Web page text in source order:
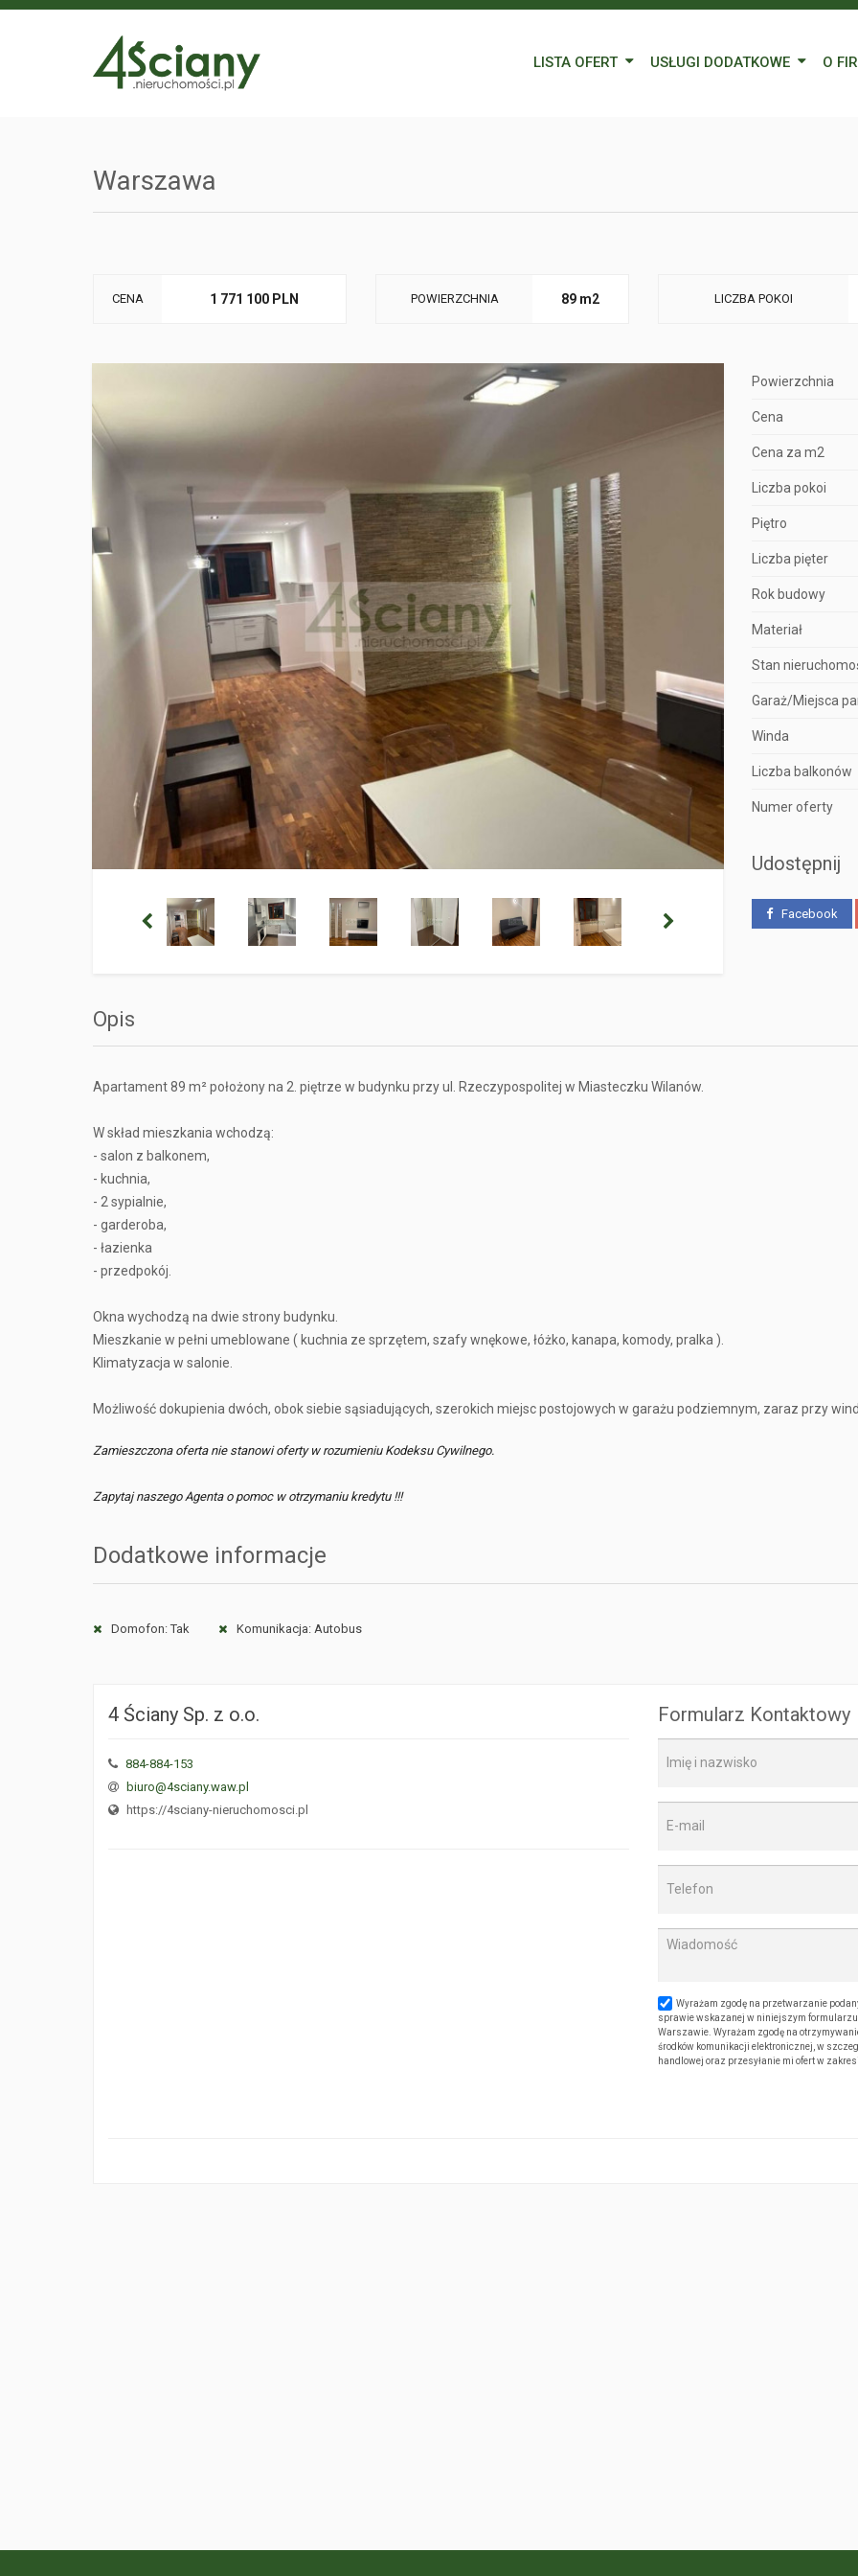
LISTA OFERT USŁUGI DODATKOWE O
Warszawa
CENA 1 771 100 PLN POWIERZCHNIA 89 m2 LICZBA POKOI
Powierzchnia
Cena
Cena za m2
Liczba pokoi
Piętro
Liczba pięter
Rok budowy
Materiał
Stan
Garaż/Miejsca
Winda
Liczba balkonów
Numer oferty
Udostępnij
Facebook
Opis
Apartament 89 m² położony na 2. piętrze w budynku przy ul. Rzeczypospolitej w Miasteczku Wilanów.
W skład mieszkania wchodzą:
- salon z balkonem,
- kuchnia,
- 2 sypialnie,
- garderoba,
- łazienka
- przedpokój.
Okna wychodzą na dwie strony budynku.
Mieszkanie w pełni umeblowane ( kuchnia ze sprzętem, szafy wnękowe, łóżko, kanapa, komody, pralka ).
Klimatyzacja w salonie.
Możliwość dokupienia dwóch, obok siebie sąsiadujących, szerokich miejsc postojowych w garażu podziemnym, zaraz przy
Zamieszczona oferta nie stanowi oferty w rozumieniu Kodeksu Cywilnego.
Zapytaj naszego Agenta o pomoc w otrzymaniu kredytu !!!
Dodatkowe informacje
Domofon: Tak Komunikacja: Autobus
4 Ściany Sp. z o.o.
884-884-153
biuro@4sciany.waw.pl
https://4sciany-nieruchomosci.pl
Formularz Kontaktowy
Wyrażam zgodę na przetwarzanie
sprawie wskazanej w niniejszym
Warszawie. Wyrażam zgodę na
środków komunikacji elektronicznej, w
handlowej oraz przesyłanie mi ofert w